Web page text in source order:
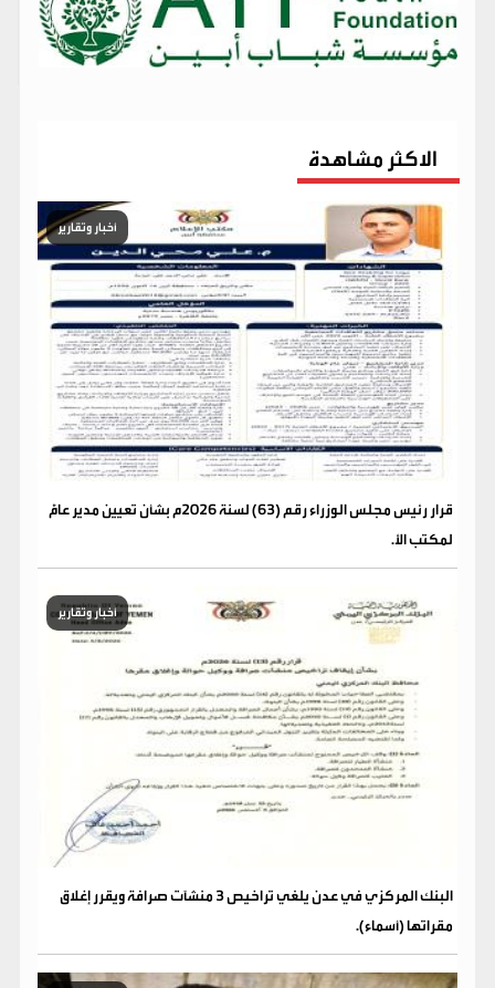
الاكثر مشاهدة
أخبار وتقارير
قرار رئيس مجلس الوزراء رقم (63) لسنة 2026م بشأن تعيين مدير عامًّ
لمكتب الأ.
أخبار وتقارير
البنك المركزي في عدن يلغي تراخيص 3 منشآت صرافة ويقرر إغلاق
مقراتها (أسماء).